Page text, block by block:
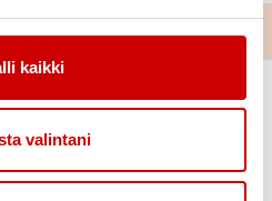
kaikki
valintani